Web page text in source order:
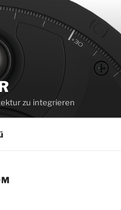
zu integrieren